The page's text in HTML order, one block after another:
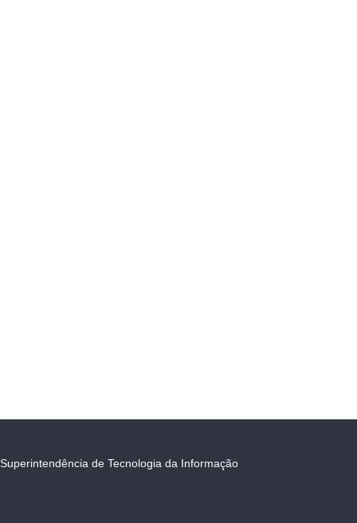
Superintendência de Tecnologia da Informação